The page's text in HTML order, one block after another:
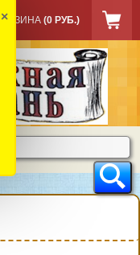
КОРЗИНА (0 РУБ.)
×